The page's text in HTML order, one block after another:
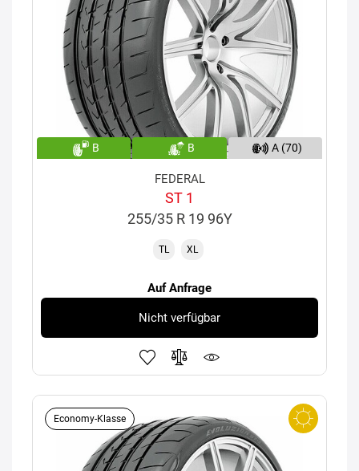
B B A (70)
FEDERAL
ST 1
255/35 R 19 96Y
TL XL
Auf Anfrage
Nicht verfügbar
Economy-Klasse